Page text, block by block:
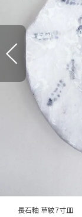
長石釉 草紋7寸皿